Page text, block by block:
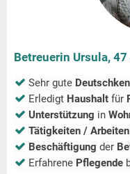
Betreuerin Ursula,
Sehr gute
Erledigt Haushalt für
Unterstützung in
Tätigkeiten / Arbeiten
Beschäftigung der
Erfahrene Pflegende